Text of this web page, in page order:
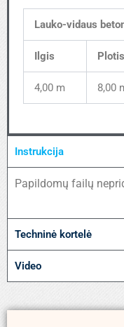
Lauko-vidaus
Ilgis Plotis
4,00 m 8,00
Instrukcija
Papildomų failų
Techninė kortelė
Video